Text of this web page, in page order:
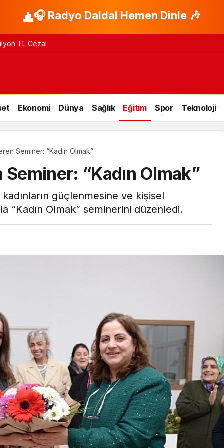
🎧 Radyo Daldal Hemen Dinle 🎶
TL Ceza!
Ekonomi Dünya Sağlık Eğitim Spor Teknoloji
Seminer: “Kadın Olmak”
Seminer: “Kadın Olmak”
güçlenmesine ve kişisel
“Kadın Olmak” seminerini düzenledi.